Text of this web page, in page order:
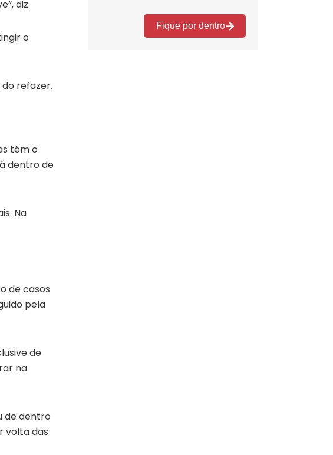
diz.
o
refazer.
têm o
dentro de
Na
de casos
pela
de
na
de dentro
volta das